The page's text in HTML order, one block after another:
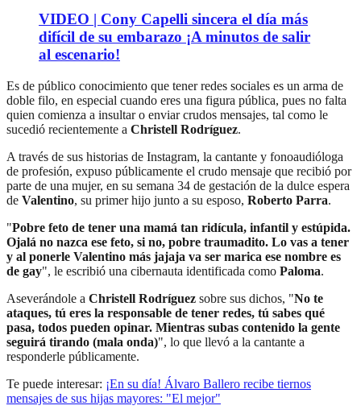
VIDEO | Cony Capelli sincera el día más
difícil de su embarazo ¡A minutos de salir
al escenario!
Es de público conocimiento que tener redes sociales es un arma de
doble filo, en especial cuando eres una figura pública, pues no falta
quien comienza a insultar o enviar crudos mensajes, tal como le
sucedió recientemente a Christell Rodríguez.
A través de sus historias de Instagram, la cantante y fonoaudióloga
de profesión, expuso públicamente el crudo mensaje que recibió por
parte de una mujer, en su semana 34 de gestación de la dulce espera
de Valentino, su primer hijo junto a su esposo, Roberto Parra.
"Pobre feto de tener una mamá tan ridícula, infantil y estúpida.
Ojalá no nazca ese feto, si no, pobre traumadito. Lo vas a tener
y al ponerle Valentino más jajaja va ser marica ese nombre es
de gay", le escribió una cibernauta identificada como Paloma.
Aseverándole a Christell Rodríguez sobre sus dichos, "No te
ataques, tú eres la responsable de tener redes, tú sabes qué
pasa, todos pueden opinar. Mientras subas contenido la gente
seguirá tirando (mala onda)", lo que llevó a la cantante a
responderle públicamente.
Te puede interesar: ¡En su día! Álvaro Ballero recibe tiernos
mensajes de sus hijas mayores: "El mejor"